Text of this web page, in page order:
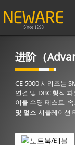
进阶（
CE-5000 시리즈는
연결 및 DBC 형식
이클 수명 테스트,
및 펄스 시뮬레이션